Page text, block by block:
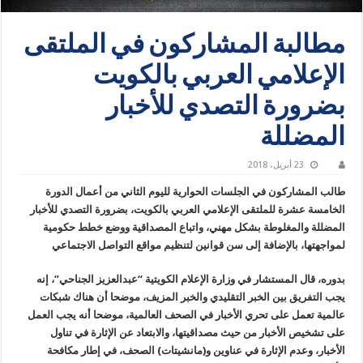
مطالبة المشاركون في الملتقى
الإعلامي العربي بالكويت
بضرورة التصدي للأخبار
المضللة
23 أبريل، 2018
طالب المشاركون في الجلسات الحوارية لليوم الثاني من أعمال الدورة
الخامسة عشرة للملتقى الإعلامي العربي بالكويت، بضرورة التصدي للأخبار
المضللة والمغلوطة بشكل مهني، واتباع المصداقية ووضع خطط حكومية
لمواجهتها، بالإضافة إلى سن قوانين لتنظيم مواقع التواصل الاجتماعي
بدوره، قال المستشار في وزارة الإعلام الكويتية “عبدالعزيز الجناحي”، إنه
يجب التفريق بين الخبر التقليدي والخبر المزيف، موضحا أن هناك شبكات
عالمية تعمل على تحري الأخبار في الصحف العالمية، موضحا أنه يجب العمل
على تشخيص الأخبار من حيث مصداقيتها، والابتعاد عن الإثارة في تناول
الأخبار، وعدم الإثارة في عناوين و(مانشيتات) الصحف، في إطار مكافحة